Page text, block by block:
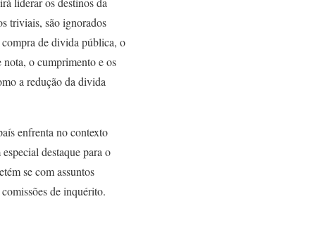
triviais, são ignorados
de divida pública, o
o cumprimento e os
a redução da divida
enfrenta no contexto
destaque para o
se com assuntos
de inquérito.